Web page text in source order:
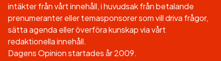
intäkter från vårt innehåll, i huvudsak från betalande
prenumeranter eller temasponsorer som vill driva frågor,
sätta agenda eller överföra kunskap via vårt
redaktionella innehåll.
Dagens Opinion startades år 2009.